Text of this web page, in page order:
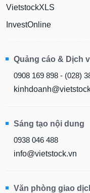
VietstockXLS
InvestOnline
Quảng cáo & Dịch
0908 169 898 - (028)
Sáng tạo nội dung
0938 046 488
info@vietstock.vn
Văn phòng giao